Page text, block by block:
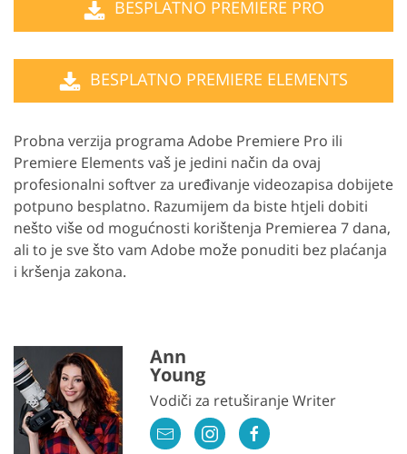
BESPLATNO PREMIERE PRO
BESPLATNO PREMIERE ELEMENTS
Probna verzija programa Adobe Premiere Pro ili
Premiere Elements vaš je jedini način da ovaj
profesionalni softver za uređivanje videozapisa dobijete
potpuno besplatno. Razumijem da biste htjeli dobiti
nešto više od mogućnosti korištenja Premierea 7 dana,
ali to je sve što vam Adobe može ponuditi bez plaćanja
i kršenja zakona.
Ann
Young
Vodiči za retuširanje Writer